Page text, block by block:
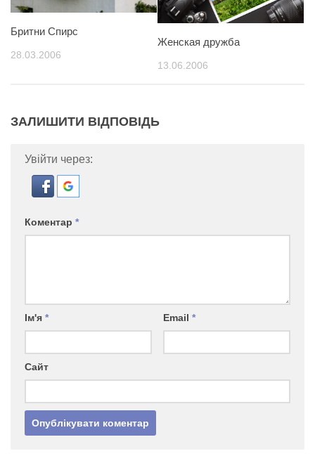
Бритни Спирс
28.03.2006
Женская дружба
13.06.2006
ЗАЛИШИТИ ВІДПОВІДЬ
Увійти через:
Коментар *
Ім'я * Email *
Сайт